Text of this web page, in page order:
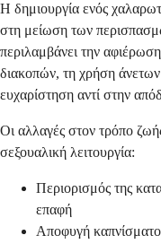
Η δημιουργία ενός
στη μείωση των
περιλαμβάνει την
διακοπών, τη χρήση
ευχαρίστηση αντί στην
Οι αλλαγές στον τρόπο
σεξουαλική λειτουργία:
Περιορισμός της
επαφή
Αποφυγή